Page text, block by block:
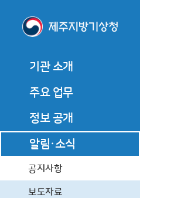
기관 소개
기관장 소개
기관장 인사말
역대기관장
기관장과의 대화
기관 연혁
조직·직원
주요 업무
관측업무
예보업무
기후서비스 업무
정보 공개
정보공개제도 안내
정보공개 청구
사전정보 공개
알림·소식
공지사항
보도자료
역대기관장